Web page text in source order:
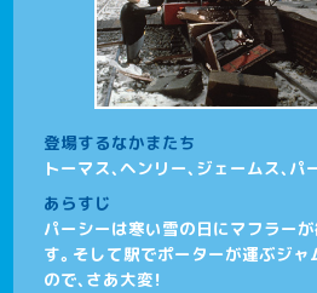
登場するなかまたち
トーマス、ヘンリー、ジェームス、パ
あらすじ
パーシーは寒い雪の日にマフラー
す。そして駅でポーターが運ぶジ
ので、さあ大変！